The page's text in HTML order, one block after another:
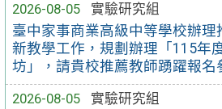
2026-08-05
實驗研究組
臺中家事商業高級中等學校辦理
新教學工作，規劃辦理「115年
坊」，請貴校推薦教師踴躍報名
2026-08-05
實驗研究組